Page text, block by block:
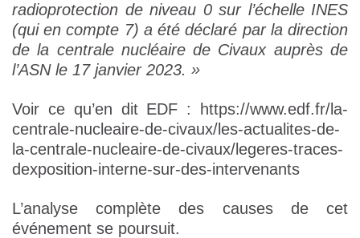
radioprotection de niveau 0 sur l’échelle INES
(qui en compte 7) a été déclaré par la direction
de la centrale nucléaire de Civaux auprès de
l’ASN le 17 janvier 2023. »
Voir ce qu’en dit EDF : https://www.edf.fr/la-
centrale-nucleaire-de-civaux/les-actualites-de-
la-centrale-nucleaire-de-civaux/legeres-traces-
dexposition-interne-sur-des-intervenants
L’analyse complète des causes de cet
événement se poursuit.